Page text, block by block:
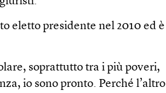
eletto presidente nel 2010 ed è
soprattutto tra i più poveri,
io sono pronto. Perché l’altro